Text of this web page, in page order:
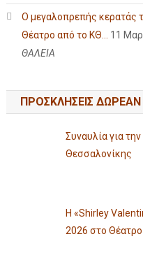
Ο μεγαλοπρεπής κερατάς
Θέατρο από το ΚΘ...
11
ΘΑΛΕΙΑ
ΠΡΟΣΚΛΗΣΕΙΣ ΔΩΡΕΑΝ
Συναυλία για
Θεσσαλονίκης
Η «Shirley
2026 στο